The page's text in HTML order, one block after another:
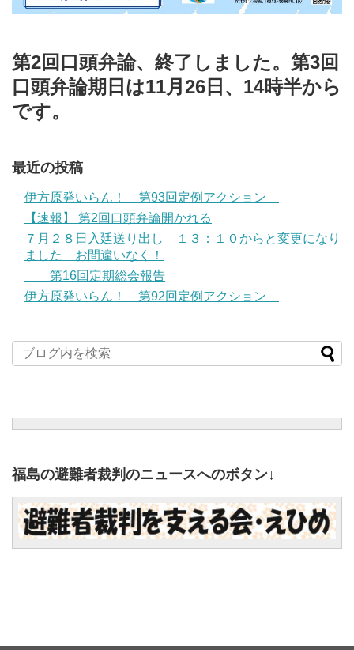
第2回口頭弁論、終了しました。第3回
口頭弁論期日は11月26日、14時半から
です。
最近の投稿
伊方原発いらん！ 第93回定例アクション
【速報】 第2回口頭弁論開かれる
７月２８日入廷送り出し １３：１０からと変更になり
ました お間違いなく！
第16回定期総会報告
伊方原発いらん！ 第92回定例アクション
福島の避難者裁判のニュースへのボタン↓